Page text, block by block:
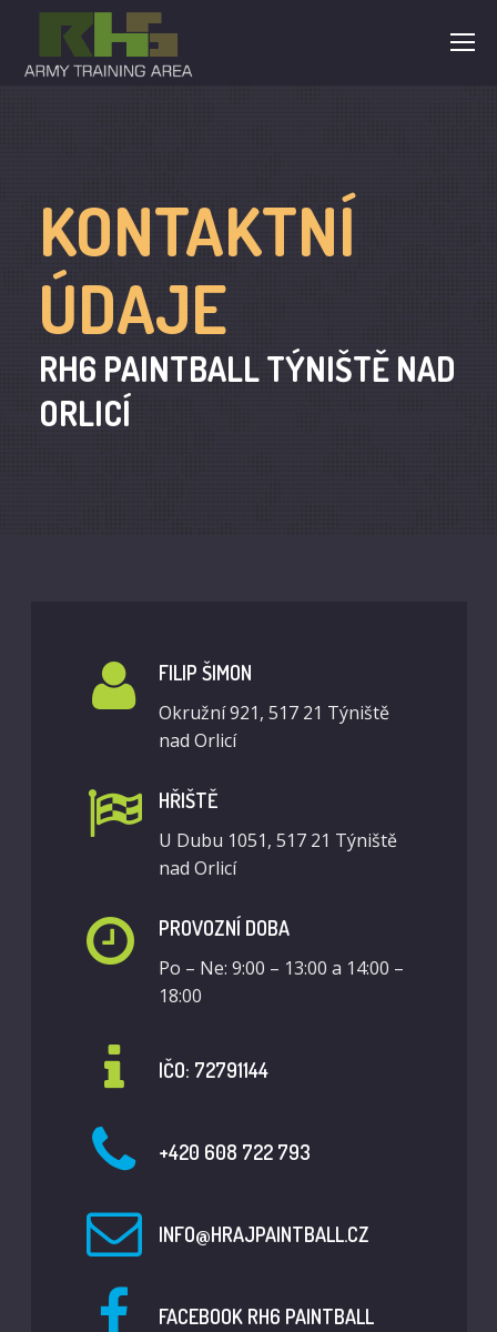
KONTAKTNÍ
ÚDAJE
RH6 PAINTBALL TÝNIŠTĚ NAD
ORLICÍ
FILIP ŠIMON
Okružní 921, 517 21 Týniště
nad Orlicí
HŘIŠTĚ
U Dubu 1051, 517 21 Týniště
nad Orlicí
PROVOZNÍ DOBA
Po – Ne: 9:00 – 13:00 a 14:00 –
18:00
IČO: 72791144
+420 608 722 793
INFO@HRAJPAINTBALL.CZ
FACEBOOK RH6 PAINTBALL